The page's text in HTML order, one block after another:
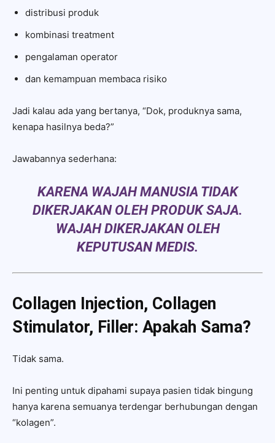
distribusi produk
kombinasi treatment
pengalaman operator
dan kemampuan membaca risiko
Jadi kalau ada yang bertanya, “Dok, produknya sama,
kenapa hasilnya beda?”
Jawabannya sederhana:
KARENA WAJAH MANUSIA TIDAK
DIKERJAKAN OLEH PRODUK SAJA.
WAJAH DIKERJAKAN OLEH
KEPUTUSAN MEDIS.
Collagen Injection, Collagen
Stimulator, Filler: Apakah Sama?
Tidak sama.
Ini penting untuk dipahami supaya pasien tidak bingung
hanya karena semuanya terdengar berhubungan dengan
“kolagen”.